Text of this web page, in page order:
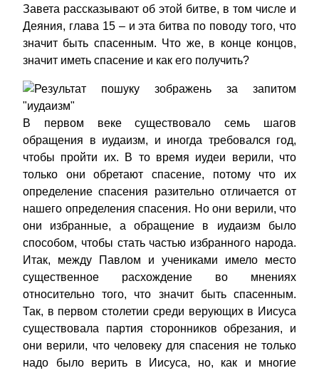
Завета рассказывают об этой битве, в том числе и
Деяния, глава 15 – и эта битва по поводу того, что
значит быть спасенным. Что же, в конце концов,
значит иметь спасение и как его получить?
В первом веке существовало семь шагов
обращения в иудаизм, и иногда требовался год,
чтобы пройти их. В то время иудеи верили, что
только они обретают спасение, потому что их
определение спасения разительно отличается от
нашего определения спасения. Но они верили, что
они избранные, а обращение в иудаизм было
способом, чтобы стать частью избранного народа.
Итак, между Павлом и учениками имело место
существенное расхождение во мнениях
относительно того, что значит быть спасенным.
Так, в первом столетии среди верующих в Иисуса
существовала партия сторонников обрезания, и
они верили, что человеку для спасения не только
надо было верить в Иисуса, но, как и многие